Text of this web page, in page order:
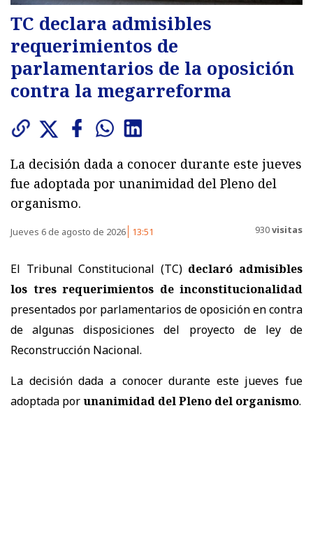
TC declara admisibles
requerimientos de
parlamentarios de la oposición
contra la megarreforma
La decisión dada a conocer durante este jueves
fue adoptada por unanimidad del Pleno del
organismo.
Jueves 6 de agosto de 2026 13:51 930visitas
El Tribunal Constitucional (TC) declaró admisibles
los tres requerimientos de inconstitucionalidad
presentados por parlamentarios de oposición en contra
de algunas disposiciones del proyecto de ley de
Reconstrucción Nacional.
La decisión dada a conocer durante este jueves fue
adoptada porunanimidad del Pleno del organismo.